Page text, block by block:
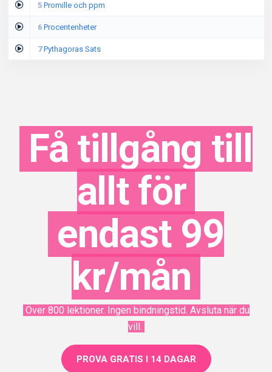
5 Promille och ppm
6 Procentenheter
7Pythagoras Sats
Få tillgång till
allt för
endast 99
kr/mån
Över 800 lektioner. Ingen bindningstid. Avsluta när du
vill.
PROVA GRATIS I 14 DAGAR